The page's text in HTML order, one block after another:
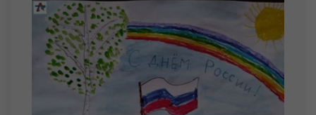
Мочалов Павел Александрович
Топко Алан Алексеевич
27 августа
Лоскутов Владислав Евгеньевич
Лоскутов Ярослав Евгеньевич
Марков Максим Сергеевич